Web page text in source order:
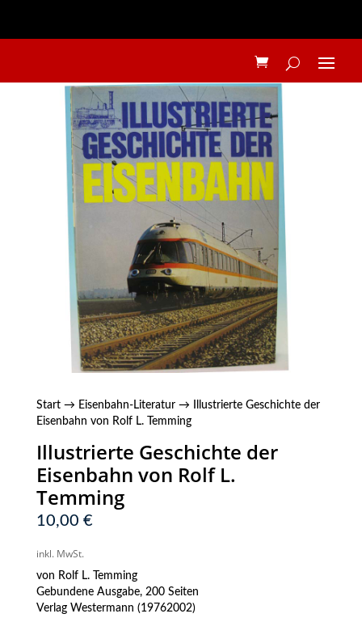
Start→ Eisenbahn-Literatur→ Illustrierte Geschichte der
Eisenbahn von Rolf L. Temming
Illustrierte Geschichte der
Eisenbahn von Rolf L.
Temming
10,00 €
inkl. MwSt.
von Rolf L. Temming
Gebundene Ausgabe, 200 Seiten
Verlag Westermann (19762002)